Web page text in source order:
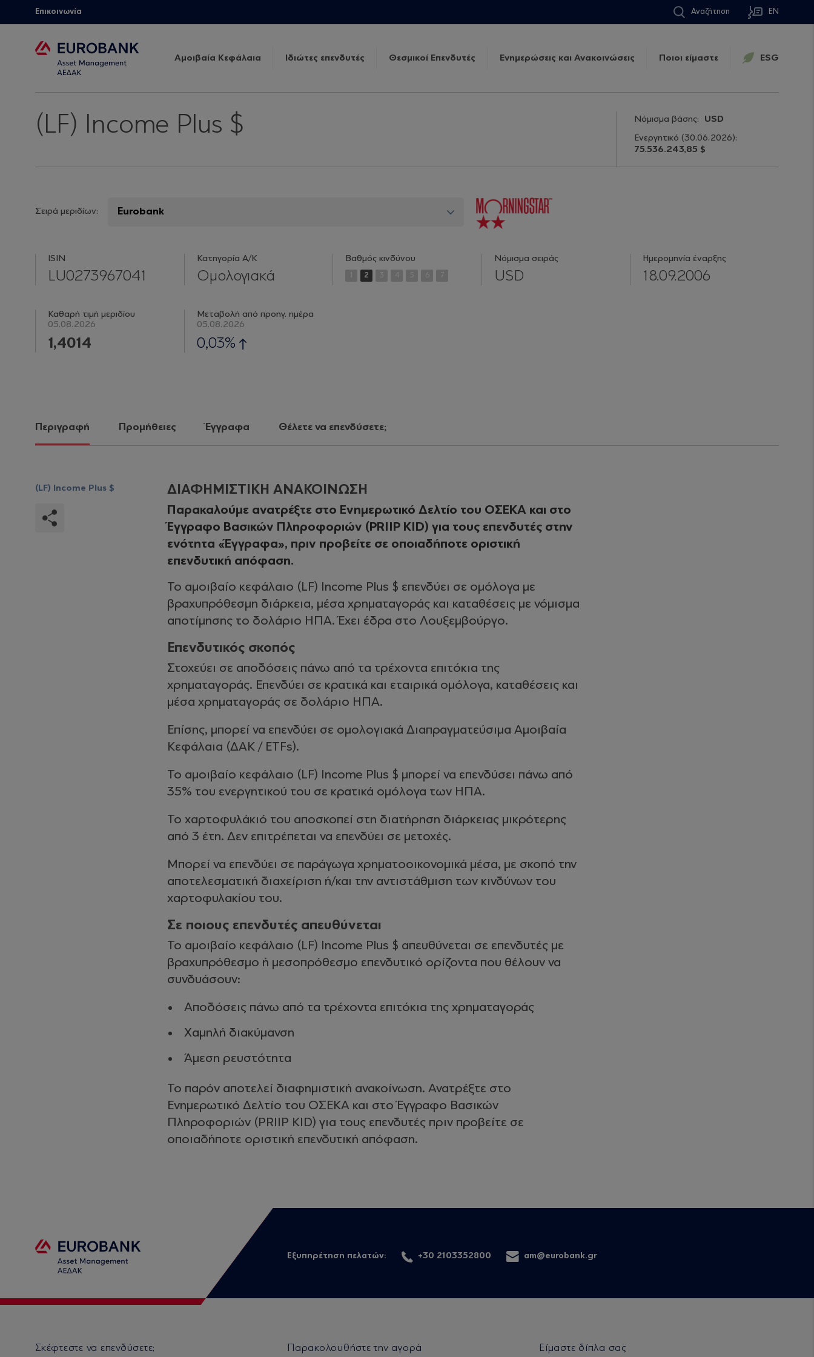
Επικοινωνία Αναζήτηση EN
Αμοιβαία Κεφάλαια Ιδιώτες επενδυτές Θεσμικοί Επενδυτές Ενημερώσεις και Ανακοινώσεις Ποιοι είμαστε ESG
(LF) Income Plus $ Νόμισμα βάσης:
USD
Ενεργητικό (30.06.2026):
75.536.243,85 $
Σειρά μεριδίων:
ISIN
LU0273967041
Κατηγορία Α/Κ
Ομολογιακά
Βαθμός κινδύνου
2 3 4 5 6 7
Νόμισμα σειράς
USD
Ημερομηνία έναρξης
18.09.2006
Καθαρή τιμή μεριδίου
05.08.2026
1,4014
Μεταβολή από προηγ. ημέρα
05.08.2026
0,03%
Περιγραφή Προμήθειες Έγγραφα Θέλετε να επενδύσετε;
(LF) Income Plus $ ΔΙΑΦΗΜΙΣΤΙΚΗ ΑΝΑΚΟΙΝΩΣΗ
Παρακαλούμε ανατρέξτε στο Ενημερωτικό Δελτίο του ΟΣΕΚΑ και στο
Έγγραφο Βασικών Πληροφοριών (PRIIP KID) για τους επενδυτές στην
ενότητα «Έγγραφα», πριν προβείτε σε οποιαδήποτε οριστική
επενδυτική απόφαση.
Το αμοιβαίο κεφάλαιο (LF) Income Plus $ επενδύει σε ομόλογα με
βραχυπρόθεσμη διάρκεια, μέσα χρηματαγοράς και καταθέσεις με νόμισμα
αποτίμησης το δολάριο ΗΠΑ. Έχει έδρα στο Λουξεμβούργο.
Επενδυτικός σκοπός
Στοχεύει σε αποδόσεις πάνω από τα τρέχοντα επιτόκια της
χρηματαγοράς. Επενδύει σε κρατικά και εταιρικά ομόλογα, καταθέσεις και
μέσα χρηματαγοράς σε δολάριο ΗΠΑ.
Επίσης, μπορεί να επενδύει σε ομολογιακά Διαπραγματεύσιμα Αμοιβαία
Κεφάλαια (ΔΑΚ / ETFs).
Το αμοιβαίο κεφάλαιο (LF) Income Plus $ μπορεί να επενδύσει πάνω από
35% του ενεργητικού του σε κρατικά ομόλογα των ΗΠΑ.
Το χαρτοφυλάκιό του αποσκοπεί στη διατήρηση διάρκειας μικρότερης
από 3 έτη. Δεν επιτρέπεται να επενδύει σε μετοχές.
Μπορεί να επενδύει σε παράγωγα χρηματοοικονομικά μέσα, με σκοπό την
αποτελεσματική διαχείριση ή/και την αντιστάθμιση των κινδύνων του
χαρτοφυλακίου του.
Σε ποιους επενδυτές απευθύνεται
Το αμοιβαίο κεφάλαιο (LF) Income Plus $ απευθύνεται σε επενδυτές με
βραχυπρόθεσμο ή μεσοπρόθεσμο επενδυτικό ορίζοντα που θέλουν να
συνδυάσουν:
Αποδόσεις πάνω από τα τρέχοντα επιτόκια της χρηματαγοράς
Χαμηλή διακύμανση
Άμεση ρευστότητα
Το παρόν αποτελεί διαφημιστική ανακοίνωση. Ανατρέξτε στο
Ενημερωτικό Δελτίο του ΟΣΕΚΑ και στο Έγγραφο Βασικών
Πληροφοριών (PRIIP KID) για τους επενδυτές πριν προβείτε σε
οποιαδήποτε οριστική επενδυτική απόφαση.
Εξυπηρέτηση πελατών: +30 2103352800 am@eurobank.gr
Σκέφτεστε να επενδύσετε; Παρακολουθήστε την αγορά Είμαστε δίπλα σας